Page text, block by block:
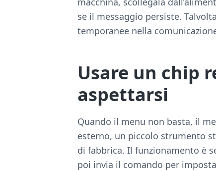
se il messaggio persiste.
temporanee nella
Usare un chip
aspettarsi
Quando il menu non basta, il
esterno, un piccolo strumento
di fabbrica. Il funzionamento è
poi invia il comando per